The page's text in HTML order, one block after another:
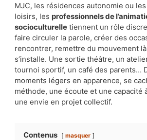
MJC, les résidences autonomie ou
loisirs, les professionnels de
socioculturelle tiennent un rôle
faire circuler la parole, créer des
rencontrer, remettre du mouvement
s’installe. Une sortie théâtre, un
tournoi sportif, un café des parents…
moments légers en apparence, se
méthode, une écoute et une capacité
une envie en projet collectif.
Contenus masquer